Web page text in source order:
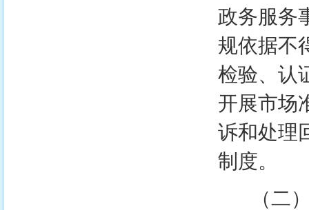
政务服务
规依据不
检验、认
开展市场
诉和处理
制度。
（二）